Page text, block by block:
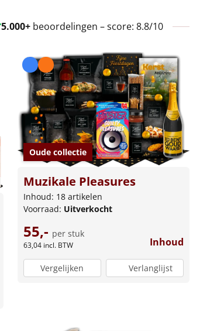
Oude collectie
Muzikale Pleasures
Inhoud: 18 artikelen
Voorraad: Uitverkocht
55,- per stuk
63,04 incl. BTW Inhoud
Vergelijken Verlanglijst
5.000+beoordelingen – score: 8.8/10